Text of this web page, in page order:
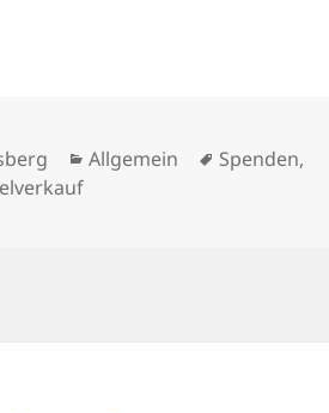
Kategorien
Allgemein Schlagwörter
Spenden,